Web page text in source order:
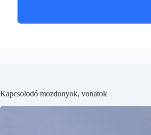
Kapcsolodó mozdonyok, vonatok